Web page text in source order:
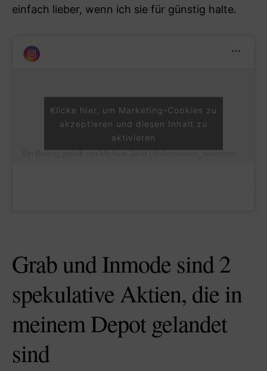
einfach lieber, wenn ich sie für günstig halte.
Klicke hier, um Marketing-Cookies zu
akzeptieren und diesen Inhalt zu
aktivieren
Grab und Inmode sind 2
spekulative Aktien, die in
meinem Depot gelandet
sind